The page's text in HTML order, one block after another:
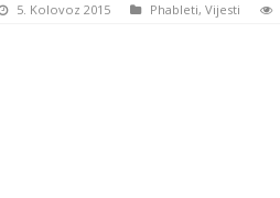
5. Kolovoz 2015 Phableti, Vijesti